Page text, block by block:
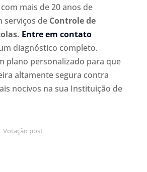
mais de 20 anos de
serviços deControle de
Entre em contato
diagnóstico completo.
plano personalizado para que
altamente segura contra
nocivos na sua Instituição de
Votação post